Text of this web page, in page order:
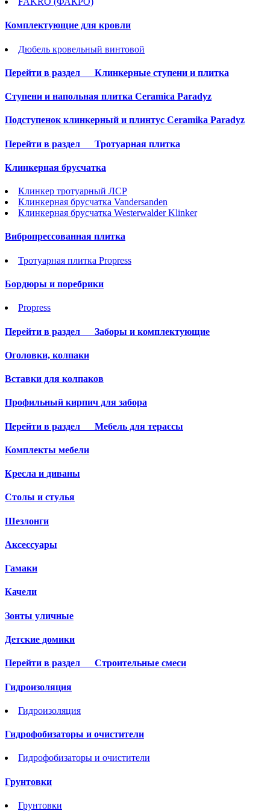
Комплектующие для кровли
Дюбель кровельный винтовой
Перейти в раздел Клинкерные ступени и плитка
Cтупени и напольная плитка Ceramica Paradyz
Подступенок клинкерный и плинтус Ceramika Paradyz
Перейти в раздел Тротуарная плитка
Клинкерная брусчатка
Клинкер тротуарный ЛСР
Клинкерная брусчатка Vandersanden
Клинкерная брусчатка Westerwalder Klinker
Вибропрессованная плитка
Тротуарная плитка Propress
Бордюры и поребрики
Propress
Перейти в раздел Заборы и комплектующие
Оголовки, колпаки
Вставки для колпаков
Профильный кирпич для забора
Перейти в раздел Мебель для терассы
Комплекты мебели
Кресла и диваны
Столы и стулья
Шезлонги
Аксессуары
Гамаки
Качели
Зонты уличные
Детские домики
Перейти в раздел Строительные смеси
Гидроизоляция
Гидроизоляция
Гидрофобизаторы и очистители
Гидрофобизаторы и очистители
Грунтовки
Грунтовки